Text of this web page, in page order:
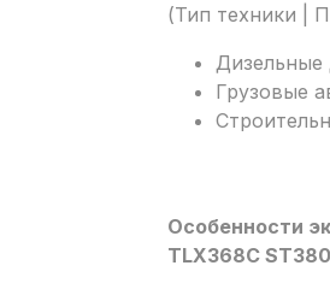
(Тип техники |
Дизельные
Грузовые
Особенности
TLX368C